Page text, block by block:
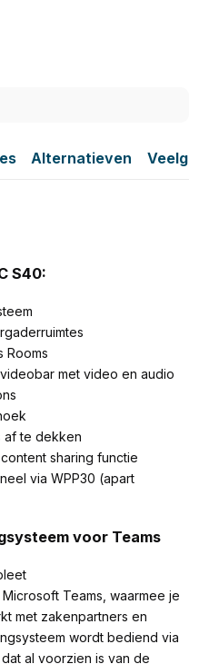
Alternatieven
S40:
Rooms
met video en audio
af te dekken
sharing functie
via WPP30 (apart
voor Teams
Teams, waarmee je
met zakenpartners en
wordt bediend via
al voorzien is van de